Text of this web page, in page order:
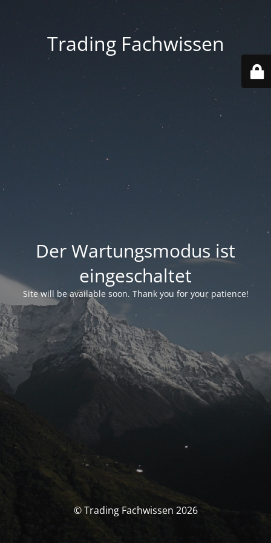
Trading Fachwissen
Der Wartungsmodus ist
eingeschaltet
Site will be available soon. Thank you for your patience!
© Trading Fachwissen 2026